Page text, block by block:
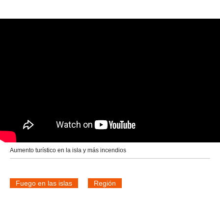
Aumento turístico en la isla y más incendios
Fuego en las islas Región